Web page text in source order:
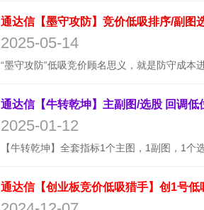
2025-05-14
2025-01-12
通达信【创业板竞价低吸猎手】创1号